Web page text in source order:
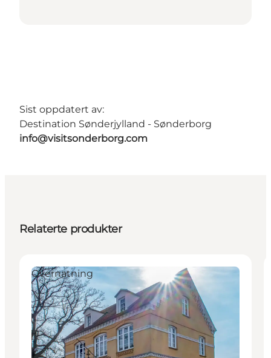
Sist oppdatert av:
Destination Sønderjylland - Sønderborg
info@visitsonderborg.com
Relaterte produkter
Overnatning